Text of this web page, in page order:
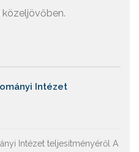
Intézet
Intézet teljesítményéről A